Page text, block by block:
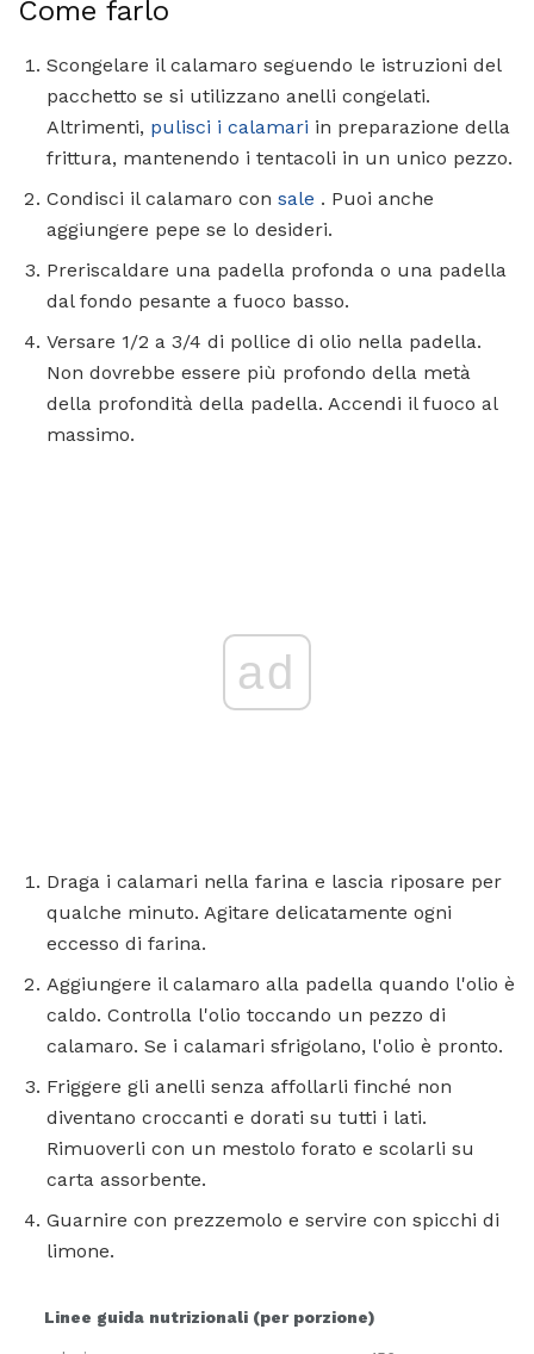
Come farlo
Scongelare il calamaro seguendo le istruzioni del
pacchetto se si utilizzano anelli congelati.
Altrimenti, pulisci i calamari in preparazione della
frittura, mantenendo i tentacoli in un unico pezzo.
Condisci il calamaro con sale . Puoi anche
aggiungere pepe se lo desideri.
Preriscaldare una padella profonda o una padella
dal fondo pesante a fuoco basso.
Versare 1/2 a 3/4 di pollice di olio nella padella.
Non dovrebbe essere più profondo della metà
della profondità della padella. Accendi il fuoco al
massimo.
ad
Draga i calamari nella farina e lascia riposare per
qualche minuto. Agitare delicatamente ogni
eccesso di farina.
Aggiungere il calamaro alla padella quando l'olio è
caldo. Controlla l'olio toccando un pezzo di
calamaro. Se i calamari sfrigolano, l'olio è pronto.
Friggere gli anelli senza affollarli finché non
diventano croccanti e dorati su tutti i lati.
Rimuoverli con un mestolo forato e scolarli su
carta assorbente.
Guarnire con prezzemolo e servire con spicchi di
limone.
Linee guida nutrizionali (per porzione)